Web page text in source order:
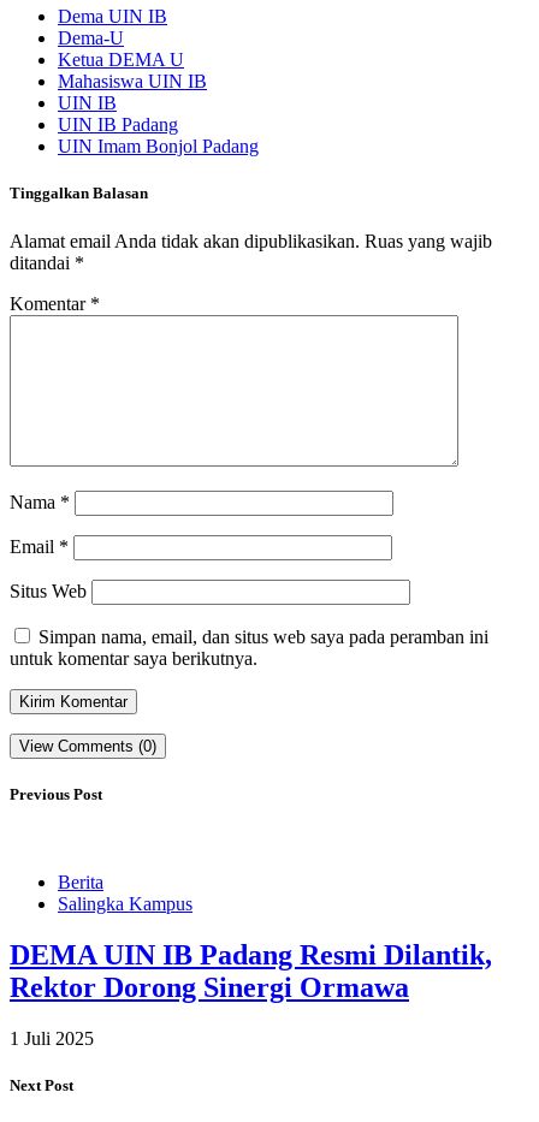
Dema UIN IB
Dema-U
Ketua DEMA U
Mahasiswa UIN IB
UIN IB
UIN IB Padang
UIN Imam Bonjol Padang
Tinggalkan Balasan
Alamat email Anda tidak akan dipublikasikan. Ruas yang wajib
ditandai *
Komentar *
Nama *
Email *
Situs Web
Simpan nama, email, dan situs web saya pada peramban ini
untuk komentar saya berikutnya.
View Comments (0)
Previous Post
Berita
Salingka Kampus
DEMA UIN IB Padang Resmi Dilantik,
Rektor Dorong Sinergi Ormawa
1 Juli 2025
Next Post